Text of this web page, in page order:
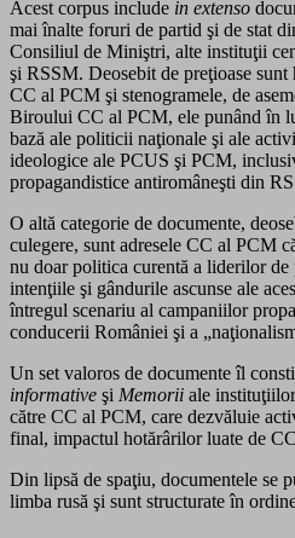
Acest corpus include in extenso
mai înalte foruri de partid şi de stat
Consiliul de Miniştri, alte instituţii
şi RSSM. Deosebit de preţioase
CC al PCM şi stenogramele, de
Biroului CC al PCM, ele punând în
bază ale politicii naţionale şi ale
ideologice ale PCUS şi PCM,
propagandistice antiromâneşti din
O altă categorie de documente,
culegere, sunt adresele CC al PCM
nu doar politica curentă a liderilor
intenţiile şi gândurile ascunse ale
întregul scenariu al campaniilor
conducerii României şi a
Un set valoros de documente îl
informative şi Memorii ale
către CC al PCM, care dezvăluie
final, impactul hotărârilor luate de
Din lipsă de spaţiu, documentele se
limba rusă şi sunt structurate în